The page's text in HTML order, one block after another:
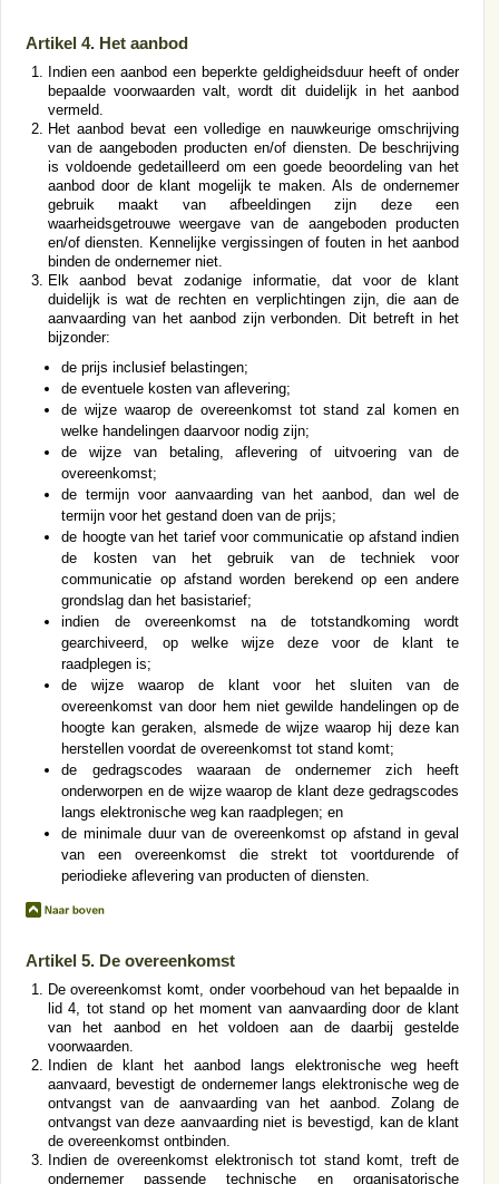
Artikel 4. Het aanbod
Indien een aanbod een beperkte geldigheidsduur heeft of onder
bepaalde voorwaarden valt, wordt dit duidelijk in het aanbod
vermeld.
Het aanbod bevat een volledige en nauwkeurige omschrijving
van de aangeboden producten en/of diensten. De beschrijving
is voldoende gedetailleerd om een goede beoordeling van het
aanbod door de klant mogelijk te maken. Als de ondernemer
gebruik maakt van afbeeldingen zijn deze een
waarheidsgetrouwe weergave van de aangeboden producten
en/of diensten. Kennelijke vergissingen of fouten in het aanbod
binden de ondernemer niet.
Elk aanbod bevat zodanige informatie, dat voor de klant
duidelijk is wat de rechten en verplichtingen zijn, die aan de
aanvaarding van het aanbod zijn verbonden. Dit betreft in het
bijzonder:
de prijs inclusief belastingen;
de eventuele kosten van aflevering;
de wijze waarop de overeenkomst tot stand zal komen en
welke handelingen daarvoor nodig zijn;
de wijze van betaling, aflevering of uitvoering van de
overeenkomst;
de termijn voor aanvaarding van het aanbod, dan wel de
termijn voor het gestand doen van de prijs;
de hoogte van het tarief voor communicatie op afstand indien
de kosten van het gebruik van de techniek voor
communicatie op afstand worden berekend op een andere
grondslag dan het basistarief;
indien de overeenkomst na de totstandkoming wordt
gearchiveerd, op welke wijze deze voor de klant te
raadplegen is;
de wijze waarop de klant voor het sluiten van de
overeenkomst van door hem niet gewilde handelingen op de
hoogte kan geraken, alsmede de wijze waarop hij deze kan
herstellen voordat de overeenkomst tot stand komt;
de gedragscodes waaraan de ondernemer zich heeft
onderworpen en de wijze waarop de klant deze gedragscodes
langs elektronische weg kan raadplegen; en
de minimale duur van de overeenkomst op afstand in geval
van een overeenkomst die strekt tot voortdurende of
periodieke aflevering van producten of diensten.
Artikel 5. De overeenkomst
De overeenkomst komt, onder voorbehoud van het bepaalde in
lid 4, tot stand op het moment van aanvaarding door de klant
van het aanbod en het voldoen aan de daarbij gestelde
voorwaarden.
Indien de klant het aanbod langs elektronische weg heeft
aanvaard, bevestigt de ondernemer langs elektronische weg de
ontvangst van de aanvaarding van het aanbod. Zolang de
ontvangst van deze aanvaarding niet is bevestigd, kan de klant
de overeenkomst ontbinden.
Indien de overeenkomst elektronisch tot stand komt, treft de
ondernemer passende technische en organisatorische